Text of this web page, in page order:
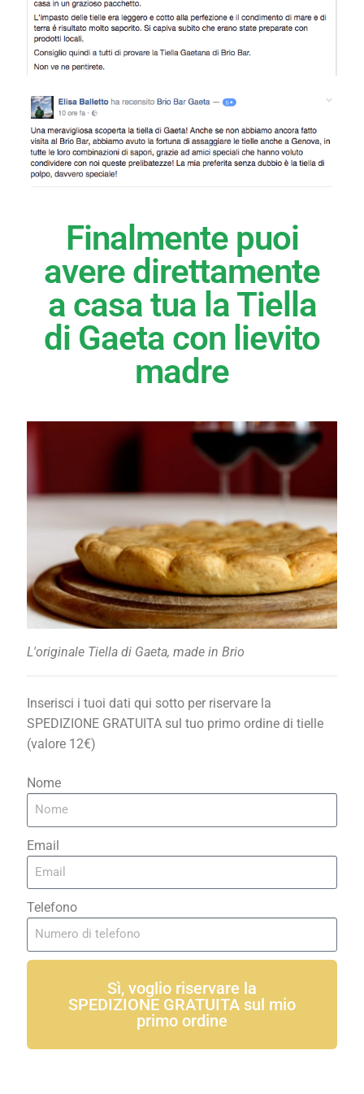
Finalmente puoi
avere direttamente
a casa tua la Tiella
di Gaeta con lievito
madre
L'originale Tiella di Gaeta, made in Brio
Inserisci i tuoi dati qui sotto per riservare la
SPEDIZIONE GRATUITA sul tuo primo ordine di tielle
(valore 12€)
Nome
Email
Telefono
Sì, voglio riservare la
SPEDIZIONE GRATUITA sul mio
primo ordine